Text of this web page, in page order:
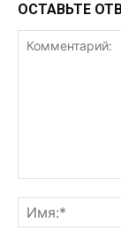
ОСТАВЬТЕ